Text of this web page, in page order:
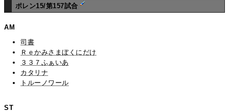
ポレン15/第157試合
AM
司書
Ｒｅかみさまぼくにだけ
３３７ふぁいあ
カタリナ
トルーノワール
ST